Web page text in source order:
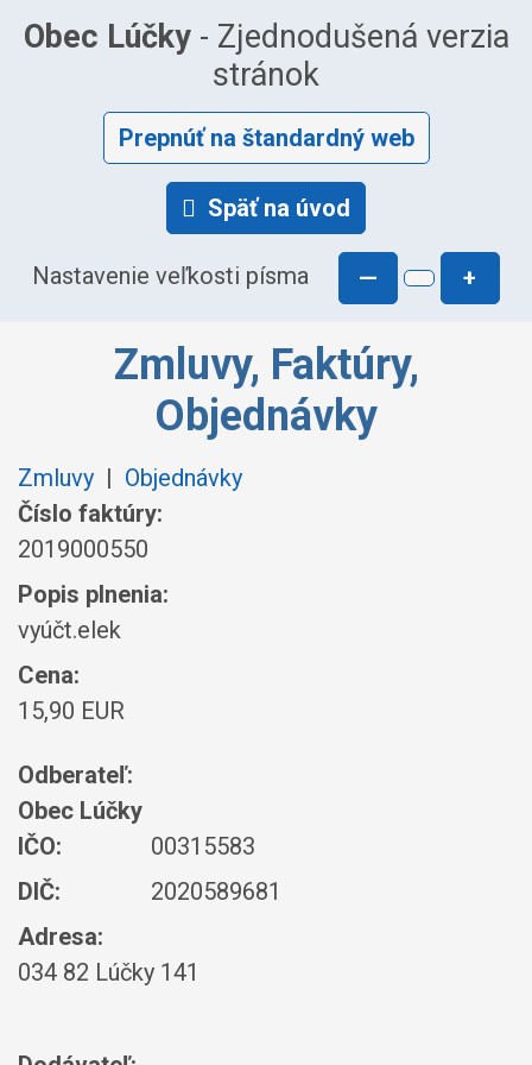
Obec Lúčky- Zjednodušená verzia
stránok
Prepnúť na štandardný web
Späť na úvod
Nastavenie veľkosti písma — +
Zmluvy, Faktúry,
Objednávky
Zmluvy | Objednávky
Číslo faktúry:
2019000550
Popis plnenia:
vyúčt.elek
Cena:
15,90 EUR
Odberateľ:
Obec Lúčky
IČO:
00315583
DIČ:
2020589681
Adresa:
034 82 Lúčky 141